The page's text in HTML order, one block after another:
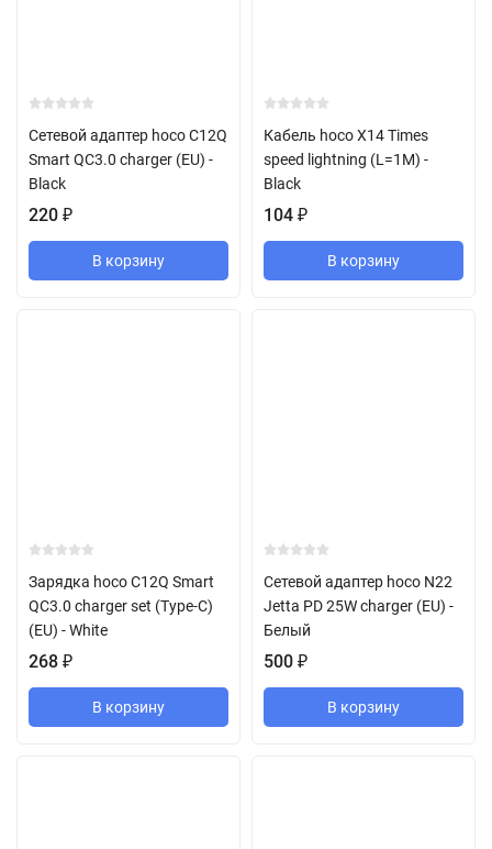
Сетевой адаптер hoco C12Q
Smart QC3.0 charger (EU) -
Black
220 ₽
В корзину
Кабель hoco X14 Times
speed lightning (L=1M) -
Black
104 ₽
В корзину
Зарядка hoco C12Q Smart
QC3.0 charger set (Type-C)
(EU) - White
268 ₽
В корзину
Сетевой адаптер hoco N22
Jetta PD 25W charger (EU) -
Белый
500 ₽
В корзину